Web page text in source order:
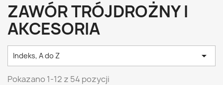
ZAWÓR TRÓJDROŻNY I
AKCESORIA
Indeks, A do Z 
Pokazano 1-12 z 54 pozycji